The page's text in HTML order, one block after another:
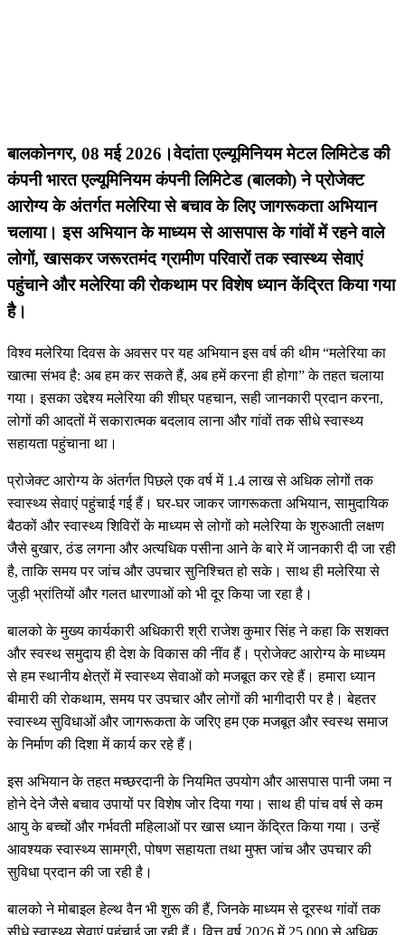
बालकोनगर, 08 मई 2026।वेदांता एल्यूमिनियम मेटल लिमिटेड की
कंपनी भारत एल्यूमिनियम कंपनी लिमिटेड (बालको) ने प्रोजेक्ट
आरोग्य के अंतर्गत मलेरिया से बचाव के लिए जागरूकता अभियान
चलाया। इस अभियान के माध्यम से आसपास के गांवों में रहने वाले
लोगों, खासकर जरूरतमंद ग्रामीण परिवारों तक स्वास्थ्य सेवाएं
पहुंचाने और मलेरिया की रोकथाम पर विशेष ध्यान केंद्रित किया गया
है।
विश्व मलेरिया दिवस के अवसर पर यह अभियान इस वर्ष की थीम “मलेरिया का
खात्मा संभव है: अब हम कर सकते हैं, अब हमें करना ही होगा” के तहत चलाया
गया। इसका उद्देश्य मलेरिया की शीघ्र पहचान, सही जानकारी प्रदान करना,
लोगों की आदतों में सकारात्मक बदलाव लाना और गांवों तक सीधे स्वास्थ्य
सहायता पहुंचाना था।
प्रोजेक्ट आरोग्य के अंतर्गत पिछले एक वर्ष में 1.4 लाख से अधिक लोगों तक
स्वास्थ्य सेवाएं पहुंचाई गई हैं। घर-घर जाकर जागरूकता अभियान, सामुदायिक
बैठकों और स्वास्थ्य शिविरों के माध्यम से लोगों को मलेरिया के शुरुआती लक्षण
जैसे बुखार, ठंड लगना और अत्यधिक पसीना आने के बारे में जानकारी दी जा रही
है, ताकि समय पर जांच और उपचार सुनिश्चित हो सके। साथ ही मलेरिया से
जुड़ी भ्रांतियों और गलत धारणाओं को भी दूर किया जा रहा है।
बालको के मुख्य कार्यकारी अधिकारी श्री राजेश कुमार सिंह ने कहा कि सशक्त
और स्वस्थ समुदाय ही देश के विकास की नींव हैं। प्रोजेक्ट आरोग्य के माध्यम
से हम स्थानीय क्षेत्रों में स्वास्थ्य सेवाओं को मजबूत कर रहे हैं। हमारा ध्यान
बीमारी की रोकथाम, समय पर उपचार और लोगों की भागीदारी पर है। बेहतर
स्वास्थ्य सुविधाओं और जागरूकता के जरिए हम एक मजबूत और स्वस्थ समाज
के निर्माण की दिशा में कार्य कर रहे हैं।
इस अभियान के तहत मच्छरदानी के नियमित उपयोग और आसपास पानी जमा न
होने देने जैसे बचाव उपायों पर विशेष जोर दिया गया। साथ ही पांच वर्ष से कम
आयु के बच्चों और गर्भवती महिलाओं पर खास ध्यान केंद्रित किया गया। उन्हें
आवश्यक स्वास्थ्य सामग्री, पोषण सहायता तथा मुफ्त जांच और उपचार की
सुविधा प्रदान की जा रही है।
बालको ने मोबाइल हेल्थ वैन भी शुरू की हैं, जिनके माध्यम से दूरस्थ गांवों तक